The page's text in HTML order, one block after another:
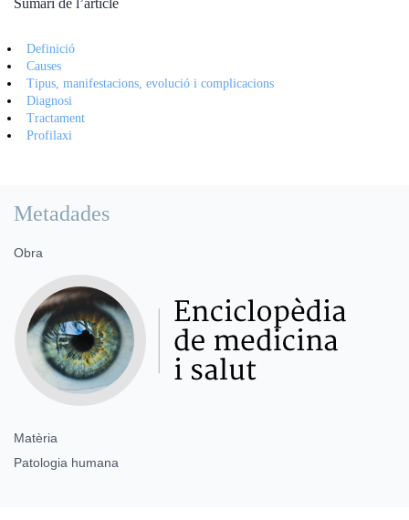
Sumari de l’article
Definició
Causes
Tipus, manifestacions, evolució i complicacions
Diagnosi
Tractament
Profilaxi
Metadades
Obra
Matèria
Patologia humana